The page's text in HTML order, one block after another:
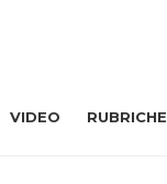
VIDEO RUBRICHE